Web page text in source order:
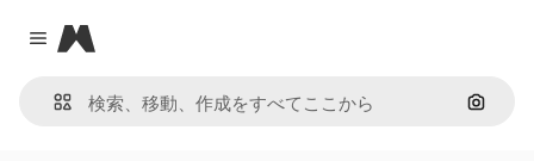
Close menu
Magnific
画像で